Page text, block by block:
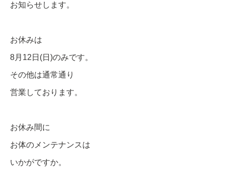
お知らせします。
お休みは
8月12日(日)のみです。
その他は通常通り
営業しております。
お休み間に
お体のメンテナンスは
いかがですか。